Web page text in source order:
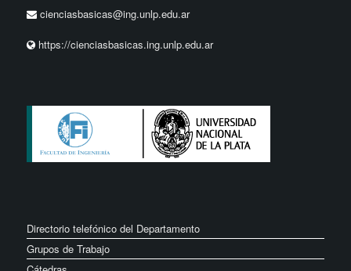
cienciasbasicas@ing.unlp.edu.ar
https://cienciasbasicas.ing.unlp.edu.ar
Directorio telefónico del Departamento
Grupos de Trabajo